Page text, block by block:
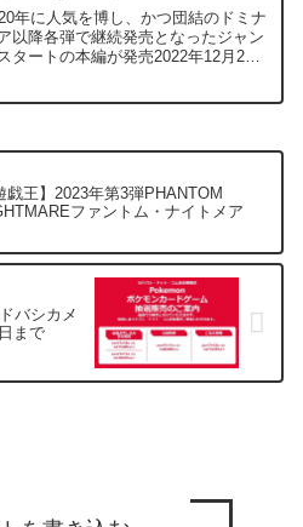
年に人気を博し、かつ団結のドミナ
以降各弾で継続発売となったジャン
タートの本編が発売2022年12月2日
戯王】2023年第3弾PHANTOM
ファントム・ナイトメア
バシカメ
まで